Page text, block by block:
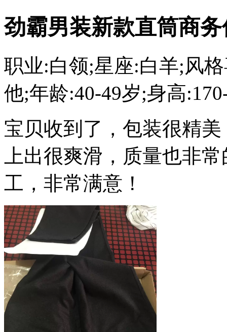
劲霸男装新款直筒商
职业:白领;星座:白羊;风
他;年龄:40-49岁;身高
宝贝收到了，包装很精
上出很爽滑，质量也非
工，非常满意！